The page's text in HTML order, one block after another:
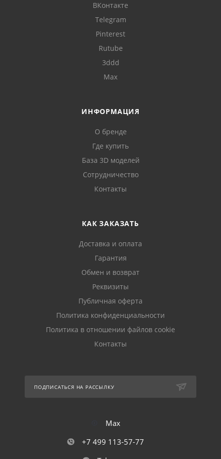
ВКонтакте
Telegram
Pinterest
Rutube
3ddd
Max
ИНФОРМАЦИЯ
О бренде
Где купить
База 3D моделей
Сотрудничество
Контакты
КАК ЗАКАЗАТЬ
Доставка и оплата
Гарантия
Обмен и возврат
Реквизиты
Публичная оферта
Политика конфиденциальности
Политика в отношении файлов cookie
Контакты
ПОДПИСАТЬСЯ НА РАССЫЛКУ
Max
+7 499 113-57-77